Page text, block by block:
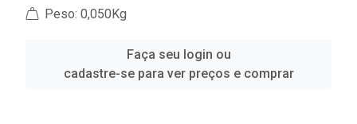
Peso: 0,050Kg
Faça seu login ou
cadastre-se para ver preços e comprar